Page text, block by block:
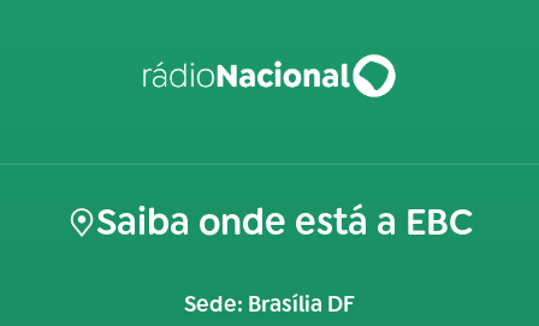
Saiba onde está a EBC
Sede: Brasília DF